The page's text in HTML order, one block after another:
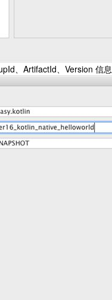
、ArtifactId、Version 信息